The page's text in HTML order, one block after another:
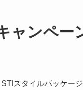
ャンペー
スタイルパッケー